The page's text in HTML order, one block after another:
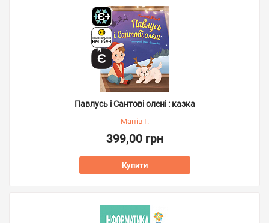
Павлусь і Сантові олені : казка
Манів Г.
399,00 грн
Купити